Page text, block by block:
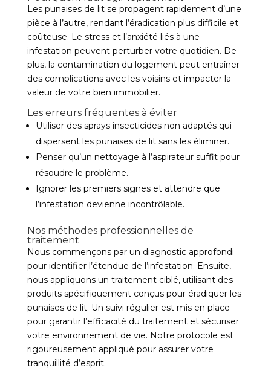
Les punaises de lit se propagent rapidement d’une
pièce à l’autre, rendant l’éradication plus difficile et
coûteuse. Le stress et l’anxiété liés à une
infestation peuvent perturber votre quotidien. De
plus, la contamination du logement peut entraîner
des complications avec les voisins et impacter la
valeur de votre bien immobilier.
Les erreurs fréquentes à éviter
Utiliser des sprays insecticides non adaptés qui
dispersent les punaises de lit sans les éliminer.
Penser qu’un nettoyage à l’aspirateur suffit pour
résoudre le problème.
Ignorer les premiers signes et attendre que
l’infestation devienne incontrôlable.
Nos méthodes professionnelles de
traitement
Nous commençons par un diagnostic approfondi
pour identifier l’étendue de l’infestation. Ensuite,
nous appliquons un traitement ciblé, utilisant des
produits spécifiquement conçus pour éradiquer les
punaises de lit. Un suivi régulier est mis en place
pour garantir l’efficacité du traitement et sécuriser
votre environnement de vie. Notre protocole est
rigoureusement appliqué pour assurer votre
tranquillité d’esprit.